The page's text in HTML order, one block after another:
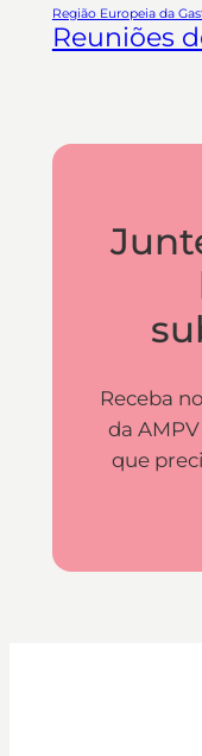
Região Europeia da
Reuniões
Receba
da
que